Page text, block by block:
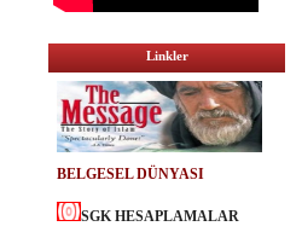
Linkler
BELGESEL DÜNYASI
SGK HESAPLAMALAR